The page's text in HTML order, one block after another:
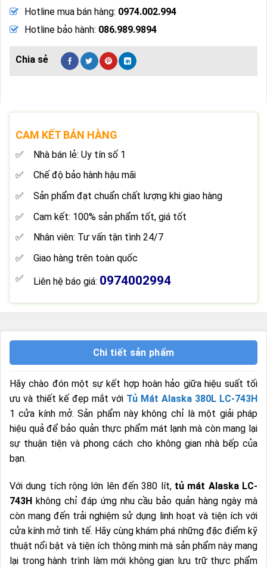
Hotline mua bán hàng: 0974.002.994
Hotline bảo hành: 086.989.9894
CAM KẾT BÁN HÀNG
Nhà bán lẻ: Uy tín số 1
Chế độ bảo hành hậu mãi
Sản phẩm đạt chuẩn chất lượng khi giao hàng
Cam kết: 100% sản phẩm tốt, giá tốt
Nhân viên: Tư vấn tận tình 24/7
Giao hàng trên toàn quốc
Liên hệ báo giá: 0974002994
Chi tiết sản phẩm
Hãy chào đón một sự kết hợp hoàn hảo giữa hiệu suất tối
ưu và thiết kế đẹp mắt với Tủ Mát Alaska 380L LC-743H
1 cửa kính mở. Sản phẩm này không chỉ là một giải pháp
hiệu quả để bảo quản thực phẩm mát lạnh mà còn mang lại
sự thuận tiện và phong cách cho không gian nhà bếp của
bạn.
Với dung tích rộng lớn lên đến 380 lít, tủ mát Alaska LC-
743H không chỉ đáp ứng nhu cầu bảo quản hàng ngày mà
còn mang đến trải nghiệm sử dụng linh hoạt và tiện ích với
cửa kính mở tinh tế. Hãy cùng khám phá những đặc điểm kỹ
thuật nổi bật và tiện ích thông minh mà sản phẩm này mang
lại trong hành trình làm mới không gian lưu trữ thực phẩm